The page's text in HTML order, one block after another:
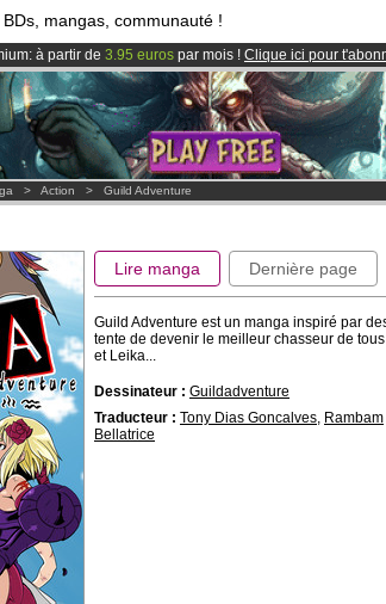
BDs, mangas, communauté !
à partir de 3.95 euros par mois ! Clique ici pour
est désormais lancé!.
et 1000BDs & Mangas!
> Action > Guild Adventure
Lire manga Dernière page
Guild Adventure est un manga inspiré par
tente de devenir le meilleur chasseur de
et Leika...
Dessinateur : Guildadventure
Traducteur : Tony Dias Goncalves, Rambam
Bellatrice